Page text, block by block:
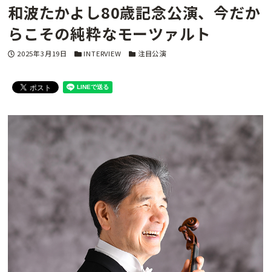
和波たかよし80歳記念公演、今だか
らこその純粋なモーツァルト
投稿日
2025年3月19日 カテゴリー
INTERVIEW カテゴリー
注目公演